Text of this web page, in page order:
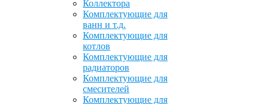
Коллектора
Комплектующие для
ванн и т.д.
Комплектующие для
котлов
Комплектующие для
радиаторов
Комплектующие для
смесителей
Комплектующие для